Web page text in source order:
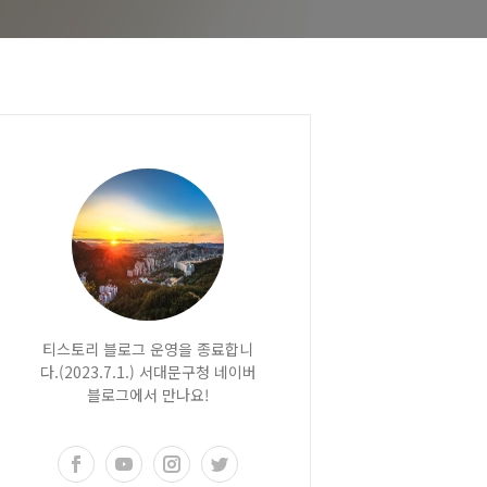
티스토리 블로그 운영을 종료합니
다.(2023.7.1.) 서대문구청 네이버
블로그에서 만나요!